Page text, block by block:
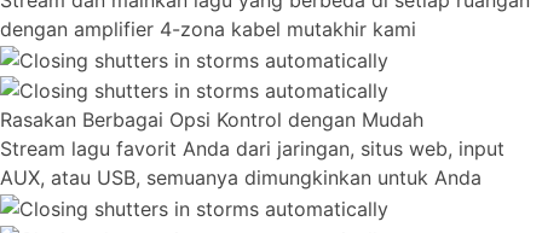
dengan amplifier 4-zona kabel mutakhir kami
Rasakan Berbagai Opsi Kontrol dengan Mudah
Stream lagu favorit Anda dari jaringan, situs web, input
AUX, atau USB, semuanya dimungkinkan untuk Anda